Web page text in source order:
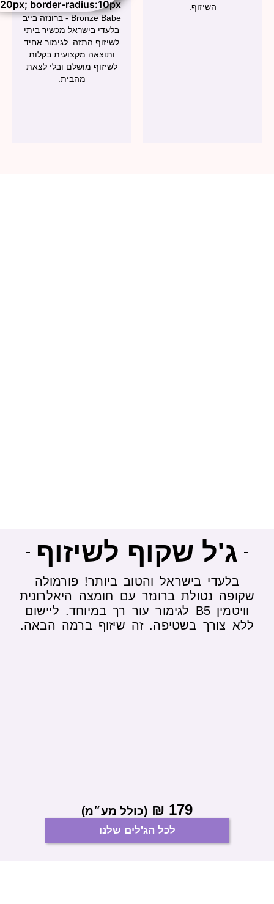
Bronze Babe - ברונזה בייב
בלעדי בישראל מכשיר ביתי
לשיזוף התזה. לגימור אחיד
ותוצאה מקצועית בקלות
לשיזוף מושלם ובלי לצאת
שקוף לשיזוף
בישראל והטוב ביותר! פורמולה
נטולת ברונזר עם חומצה היאלרונית
וויטמין B5 לגימור עור רך במיוחד. ליישום
צורך בשטיפה. זה שיזוף ברמה הבאה.
₪ (כולל מע״מ)
לכל הג'לים שלנו